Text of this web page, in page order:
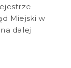
Miejski w
dalej